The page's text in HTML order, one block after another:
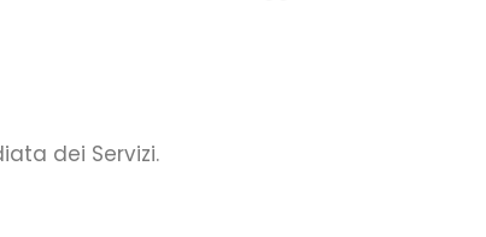
dei Servizi.